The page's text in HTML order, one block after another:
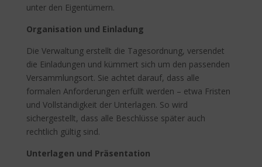
unter den Eigentümern.
Organisation und Einladung
Die Verwaltung erstellt die Tagesordnung, versendet
die Einladungen und kümmert sich um den passenden
Versammlungsort. Sie achtet darauf, dass alle
formalen Anforderungen erfüllt werden – etwa Fristen
und Vollständigkeit der Unterlagen. So wird
sichergestellt, dass alle Beschlüsse später auch
rechtlich gültig sind.
Unterlagen und Präsentation